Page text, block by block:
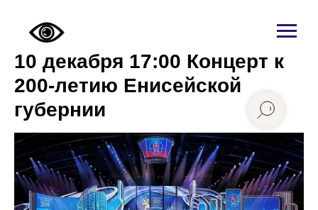
10 декабря 17:00 Концерт к
200-летию Енисейской
губернии